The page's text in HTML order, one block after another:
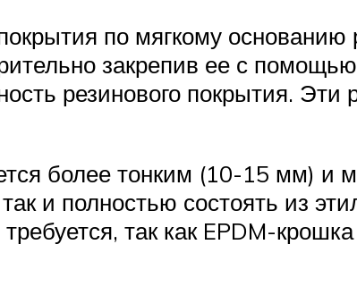
по мягкому
закрепив ее с
резинового покрытия.
более тонким (10-15 мм) и
и полностью состоять из
так как EPDM-